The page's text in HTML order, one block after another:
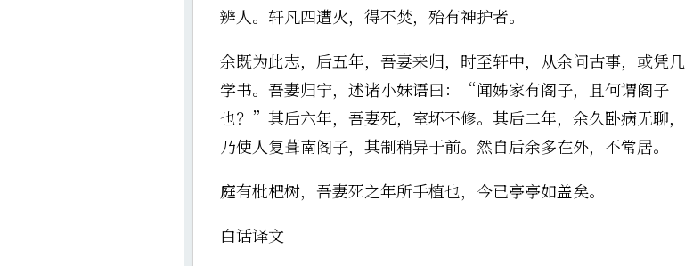
辨人。轩凡四遭火，得不焚，殆有神护者。
余既为此志，后五年，吾妻来归，时至轩中，从余问古事，或凭几
学书。吾妻归宁，述诸小妹语曰：“闻姊家有阁子，且何谓阁子
也？”其后六年，吾妻死，室坏不修。其后二年，余久卧病无聊，
乃使人复葺南阁子，其制稍异于前。然自后余多在外，不常居。
庭有枇杷树，吾妻死之年所手植也，今已亭亭如盖矣。
白话译文